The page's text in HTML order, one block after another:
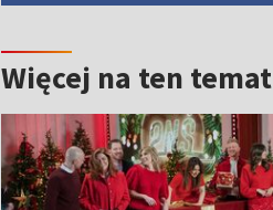
Więcej na ten temat